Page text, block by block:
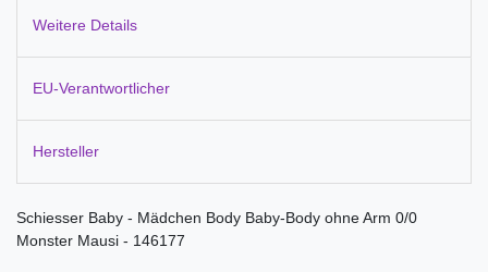
Weitere Details
EU-Verantwortlicher
Hersteller
Schiesser Baby - Mädchen Body Baby-Body ohne Arm 0/0
Monster Mausi - 146177